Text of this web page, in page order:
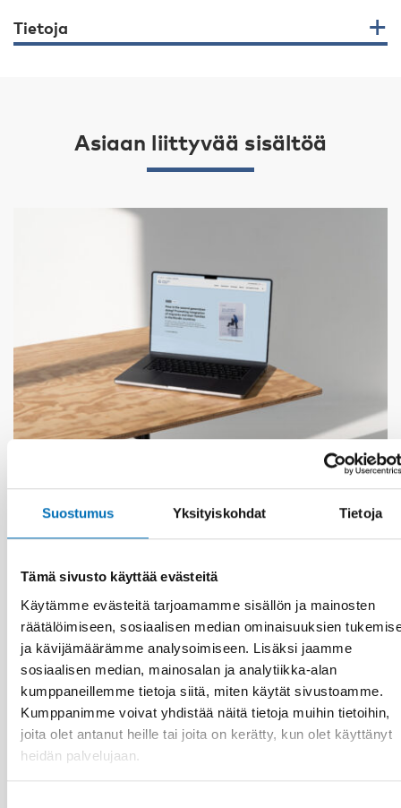
Suostumus Yksityiskohdat Tietoja
Tämä sivusto käyttää evästeitä
Käytämme evästeitä tarjoamamme sisällön ja mainosten
räätälöimiseen, sosiaalisen median ominaisuuksien
ja kävijämäärämme analysoimiseen. Lisäksi jaamme
sosiaalisen median, mainosalan ja analytiikka-alan
kumppaneillemme tietoja siitä, miten käytät sivustoamme.
Kumppanimme voivat yhdistää näitä tietoja muihin tietoihin,
joita olet antanut heille tai joita on kerätty, kun olet käyttänyt
heidän palvelujaan.
Tietoja
Asiaan liittyvää sisältöä
MAAHANMUUTTAJIEN INTEGRAATIO
4 touko 2026